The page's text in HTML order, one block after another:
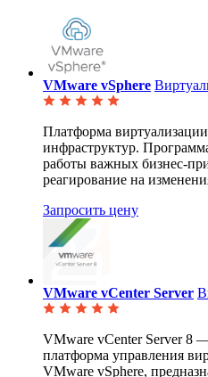
VMware vSphere
Платформа
инфраструктур.
работы важных бизнес-
реагирование на
Запросить цену
VMware vCenter Server
VMware vCenter Server 8
платформа управления
VMware vSphere,